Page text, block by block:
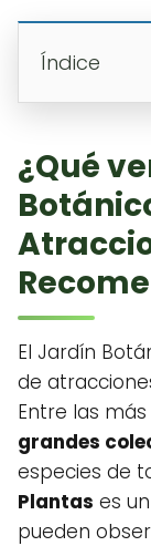
Índice
¿Qué
El Jardín
de
Entre las
grandes
especies de
Plantas es
pueden